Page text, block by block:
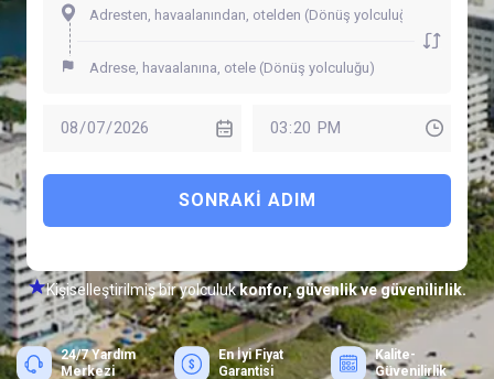
SONRAKI ADIM
Kişiselleştirilmiş bir yolculukkonfor, güvenlik ve güvenilirlik.
24/7 Yardım
Merkezi
En İyi Fiyat
Garantisi
Kalite-
Güvenilirlik